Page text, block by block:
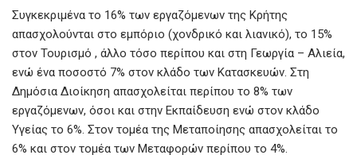
Συγκεκριμένα το 16% των εργαζόμενων της Κρήτης
απασχολούνται στο εμπόριο (χονδρικό και λιανικό), το 15%
στον Τουρισμό , άλλο τόσο περίπου και στη Γεωργία – Αλιεία,
ενώ ένα ποσοστό 7% στον κλάδο των Κατασκευών. Στη
Δημόσια Διοίκηση απασχολείται περίπου το 8% των
εργαζόμενων, όσοι και στην Εκπαίδευση ενώ στον κλάδο
Υγείας το 6%. Στον τομέα της Μεταποίησης απασχολείται το
6% και στον τομέα των Μεταφορών περίπου το 4%.